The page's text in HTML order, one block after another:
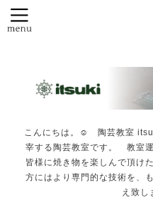
こんにちは。☺️ 陶芸教室
宰する陶芸教室です。 教室
皆様に焼き物を楽しんで頂け
方にはより専門的な技術を、
え致